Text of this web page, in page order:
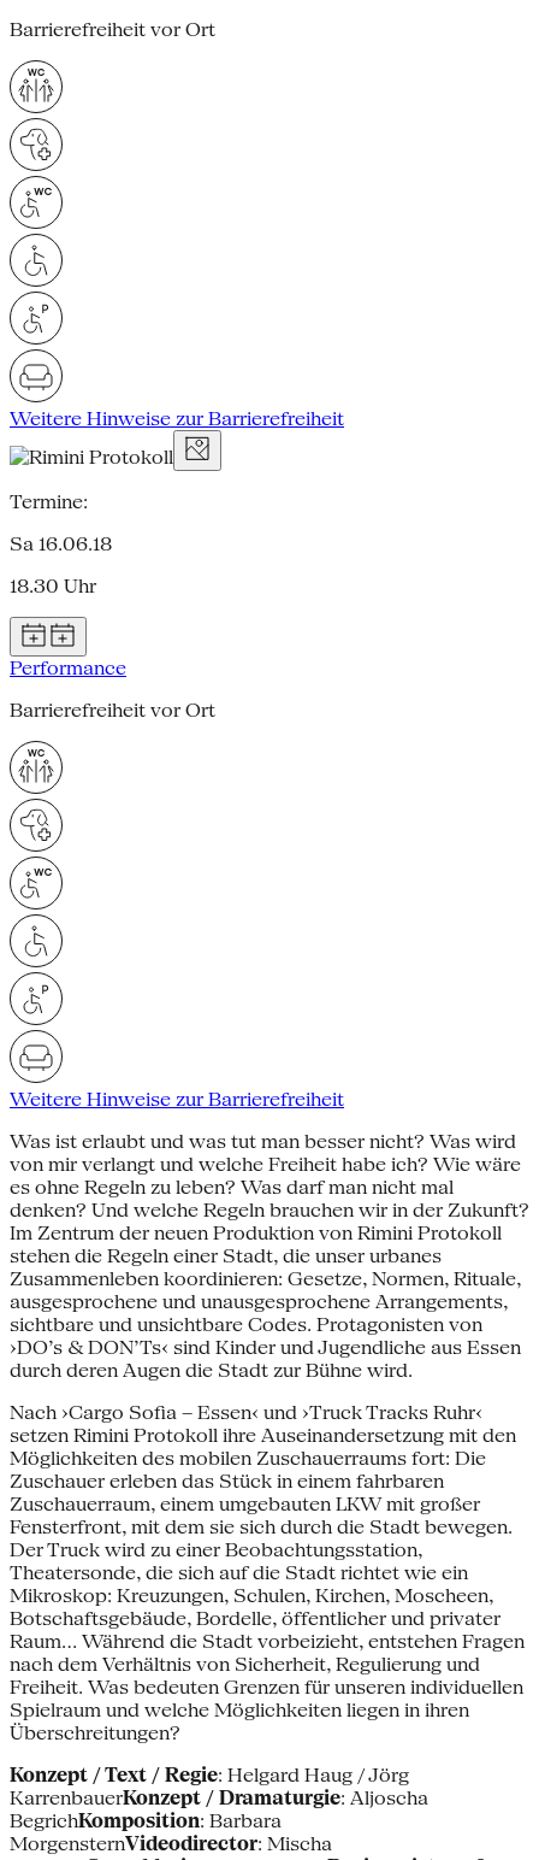
Barrierefreiheit vor Ort
Weitere Hinweise zur Barrierefreiheit
Termine:
Sa 16.06.18
18.30 Uhr
Performance
Barrierefreiheit vor Ort
Weitere Hinweise zur Barrierefreiheit
Was ist erlaubt und was tut man besser nicht? Was wird
von mir verlangt und welche Freiheit habe ich? Wie wäre
es ohne Regeln zu leben? Was darf man nicht mal
denken? Und welche Regeln brauchen wir in der Zukunft?
Im Zentrum der neuen Produktion von Rimini Protokoll
stehen die Regeln einer Stadt, die unser urbanes
Zusammenleben koordinieren: Gesetze, Normen, Rituale,
ausgesprochene und unausgesprochene Arrangements,
sichtbare und unsichtbare Codes. Protagonisten von
›DO’s & DON’Ts‹ sind Kinder und Jugendliche aus Essen
durch deren Augen die Stadt zur Bühne wird.
Nach ›Cargo Sofia – Essen‹ und ›Truck Tracks Ruhr‹
setzen Rimini Protokoll ihre Auseinandersetzung mit den
Möglichkeiten des mobilen Zuschauerraums fort: Die
Zuschauer erleben das Stück in einem fahrbaren
Zuschauerraum, einem umgebauten LKW mit großer
Fensterfront, mit dem sie sich durch die Stadt bewegen.
Der Truck wird zu einer Beobachtungsstation,
Theatersonde, die sich auf die Stadt richtet wie ein
Mikroskop: Kreuzungen, Schulen, Kirchen, Moscheen,
Botschaftsgebäude, Bordelle, öffentlicher und privater
Raum… Während die Stadt vorbeizieht, entstehen Fragen
nach dem Verhältnis von Sicherheit, Regulierung und
Freiheit. Was bedeuten Grenzen für unseren individuellen
Spielraum und welche Möglichkeiten liegen in ihren
Überschreitungen?
Konzept / Text / Regie: Helgard Haug / Jörg
KarrenbauerKonzept / Dramaturgie: Aljoscha
BegrichKomposition: Barbara
MorgensternVideodirector: Mischa